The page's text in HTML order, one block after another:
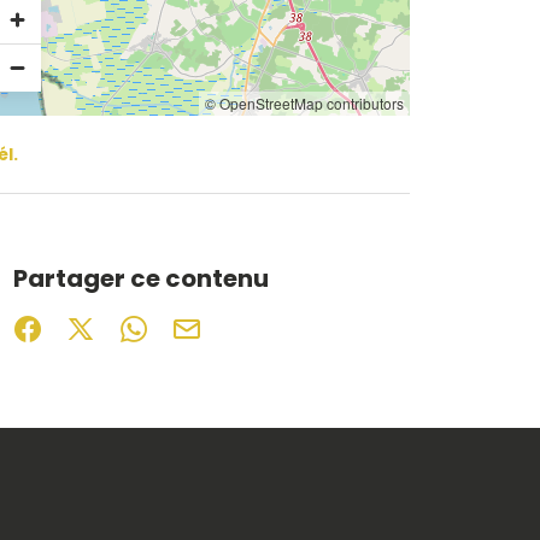
© OpenStreetMap contributors
Partager ce contenu
Partager sur Facebook (nouvelle fenêtre)
Partager sur X / Twitter (nouvelle fenêtre)
Partager sur WhatsApp
Partager par mail